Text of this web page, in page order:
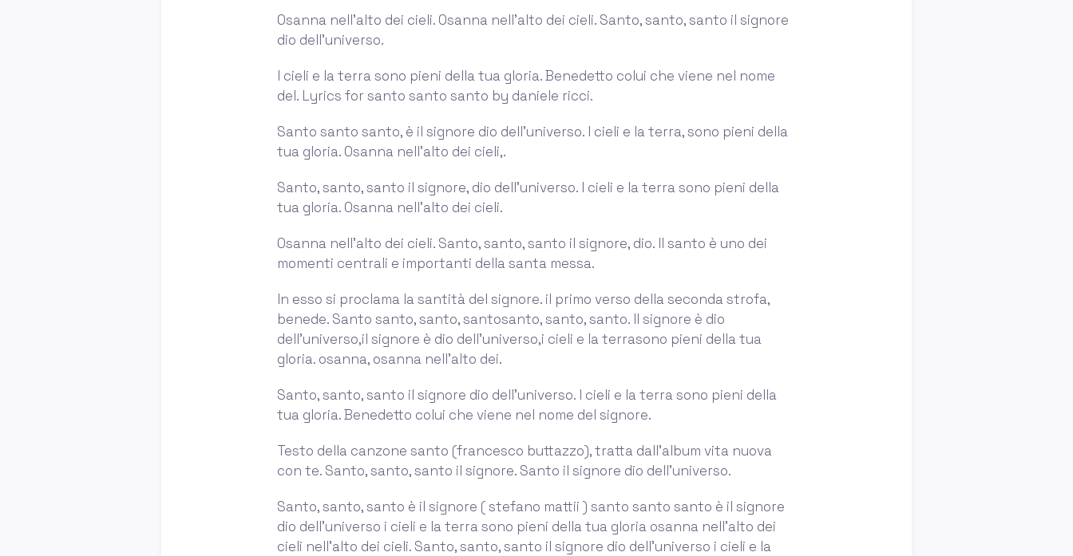
Osanna nell'alto dei cieli. Osanna nell'alto dei cieli. Santo, santo, santo il signore
dio dell'universo.
I cieli e la terra sono pieni della tua gloria. Benedetto colui che viene nel nome
del. Lyrics for santo santo santo by daniele ricci.
Santo santo santo, è il signore dio dell'universo. I cieli e la terra, sono pieni della
tua gloria. Osanna nell'alto dei cieli,.
Santo, santo, santo il signore, dio dell’universo. I cieli e la terra sono pieni della
tua gloria. Osanna nell’alto dei cieli.
Osanna nell’alto dei cieli. Santo, santo, santo il signore, dio. Il santo è uno dei
momenti centrali e importanti della santa messa.
In esso si proclama la santità del signore. il primo verso della seconda strofa,
benede. Santo santo, santo, santosanto, santo, santo. Il signore è dio
dell’universo,il signore è dio dell’universo,i cieli e la terrasono pieni della tua
gloria. osanna, osanna nell’alto dei.
Santo, santo, santo il signore dio dell'universo. I cieli e la terra sono pieni della
tua gloria. Benedetto colui che viene nel nome del signore.
Testo della canzone santo (francesco buttazzo), tratta dall'album vita nuova
con te. Santo, santo, santo il signore. Santo il signore dio dell'universo.
Santo, santo, santo è il signore ( stefano mattii ) santo santo santo è il signore
dio dell’universo i cieli e la terra sono pieni della tua gloria osanna nell’alto dei
cieli nell’alto dei cieli. Santo, santo, santo il signore dio dell’universo i cieli e la